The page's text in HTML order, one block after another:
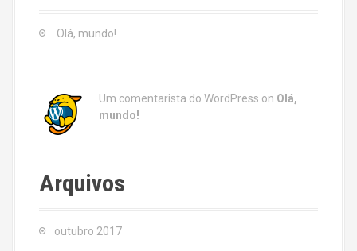
Olá, mundo!
Um comentarista do WordPress on Olá,
mundo!
Arquivos
outubro 2017